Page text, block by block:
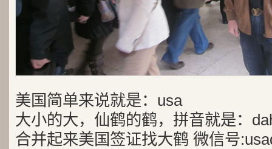
美国简单来说就是：usa
大小的大，仙鹤的鹤，拼音就是：
合并起来美国签证找大鹤 微信号